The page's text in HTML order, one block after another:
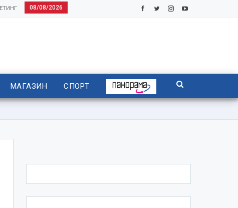
08/08/2026
МАГАЗИН СПОРТ